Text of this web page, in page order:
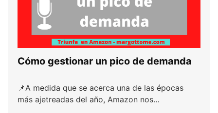
Cómo gestionar un pico de demanda
📌A medida que se acerca una de las épocas
más ajetreadas del año, Amazon nos…